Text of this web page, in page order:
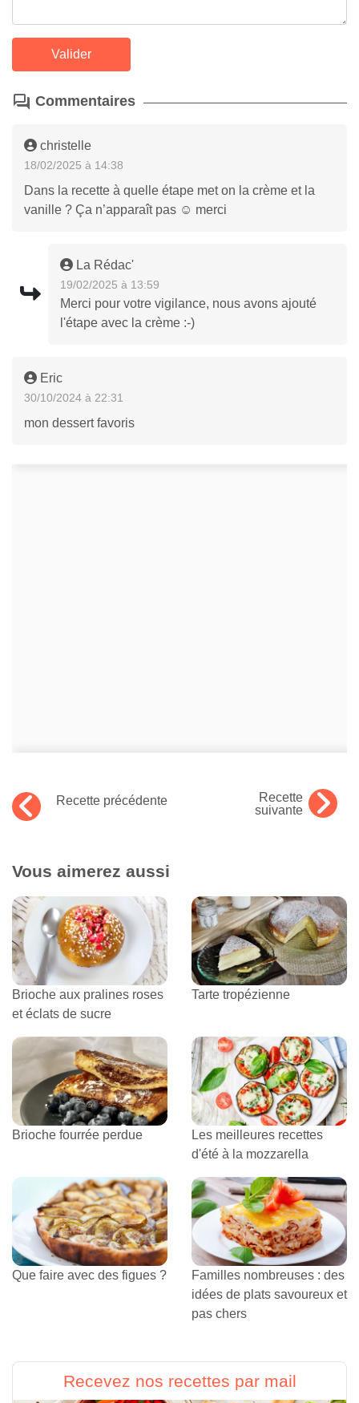
Commentaires
christelle
18/02/2025 à 14:38
Dans la recette à quelle étape met on la crème et la
vanille ? Ça n’apparaît pas ☺️ merci
La Rédac'
19/02/2025 à 13:59
Merci pour votre vigilance, nous avons ajouté
l'étape avec la crème :-)
Eric
30/10/2024 à 22:31
mon dessert favoris
Recette précédente
Recette
suivante
Vous aimerez aussi
Brioche aux pralines roses
et éclats de sucre
Tarte tropézienne
Brioche fourrée perdue
Les meilleures recettes
d'été à la mozzarella
Que faire avec des figues ?
Familles nombreuses : des
idées de plats savoureux et
pas chers
Recevez nos recettes par mail